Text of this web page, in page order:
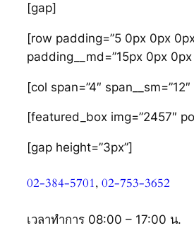
85
[gap]
[row padding=”5 0px 0px
padding__md=”15px 0px 0px
[col span=”4″
[featured_box img=”2457″
[gap height=”3px”]
02-384-5701, 02-753-3652
เวลาทำการ 08:00 – 17:00 น.